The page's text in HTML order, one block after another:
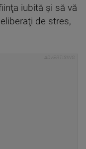
iubită şi să vă
de stres,